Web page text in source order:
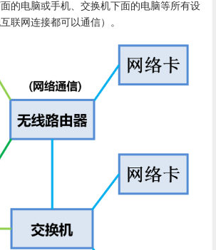
的电脑或手机、交换机下面的电脑等所有设
联网连接都可以通信）。